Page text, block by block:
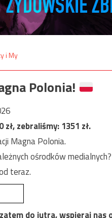
Polonia!
zł, zebraliśmy:1351 zł.
Magna Polonia.
ośrodków
teraz.
do jutra, wspieraj nas